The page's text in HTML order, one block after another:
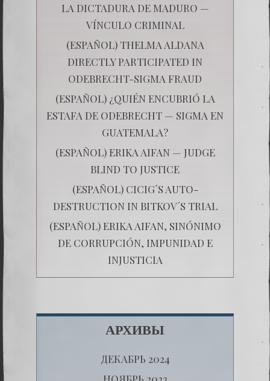
LA DICTADURA DE MADURO —
VÍNCULO CRIMINAL
(ESPAÑOL) THELMA ALDANA
DIRECTLY PARTICIPATED IN
ODEBRECHT-SIGMA FRAUD
(ESPAÑOL) ¿QUIÉN ENCUBRIÓ LA
ESTAFA DE ODEBRECHT — SIGMA EN
GUATEMALA?
(ESPAÑOL) ERIKA AIFAN — JUDGE
BLIND TO JUSTICE
(ESPAÑOL) CICIG´S AUTO-
DESTRUCTION IN BITKOV´S TRIAL
(ESPAÑOL) ERIKA AIFAN, SINÓNIMO
DE CORRUPCIÓN, IMPUNIDAD E
INJUSTICIA
АРХИВЫ
ДЕКАБРЬ 2024
НОЯБРЬ 2023